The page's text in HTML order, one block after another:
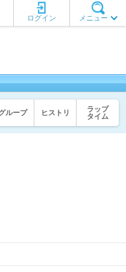
メニュー
ログイン
ループ ヒストリ
ラップ
タイム